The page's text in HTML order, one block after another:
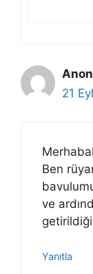
21
Ben
ve
Yanıtla